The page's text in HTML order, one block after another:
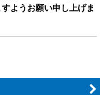
ようお願い申し上げま